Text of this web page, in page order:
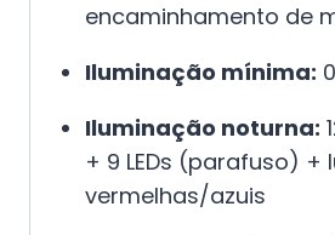
encaminhamento de
Iluminação mínima:
Iluminação noturna:
+ 9 LEDs (parafuso) +
vermelhas/azuis